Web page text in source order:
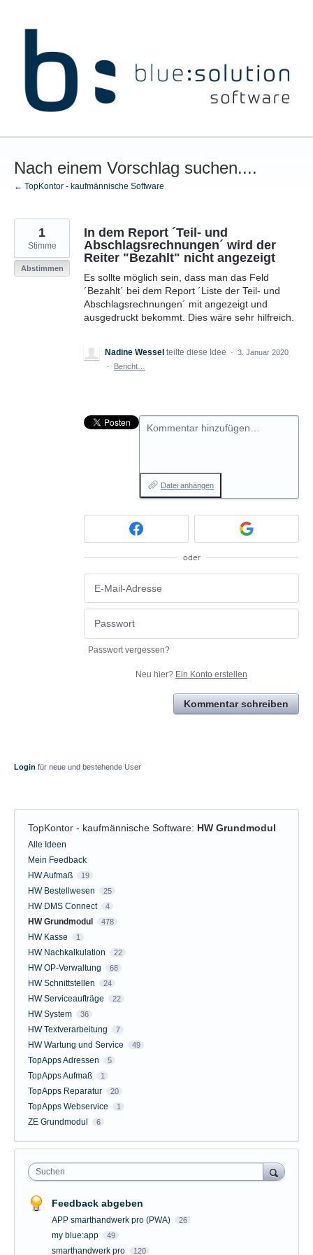
Nach einem Vorschlag suchen....
← TopKontor - kaufmännische Software
In dem Report ´Teil- und
Abschlagsrechnungen´ wird der
Reiter "Bezahlt" nicht angezeigt
Es sollte möglich sein, dass man das Feld
´Bezahlt´ bei dem Report ´Liste der Teil- und
Abschlagsrechnungen´ mit angezeigt und
ausgedruckt bekommt. Dies wäre sehr hilfreich.
1
Stimme
Abstimmen
Nadine Wessel teilte diese Idee · 3. Januar 2020
·
Bericht…
Kommentar hinzufügen…
Datei anhängen
oder
Passwort vergessen?
Neu hier? Ein Konto erstellen
Kommentar schreiben
Login für neue und bestehende User
TopKontor - kaufmännische Software: HW Grundmodul
Kategorien
Alle Ideen
Mein Feedback
HW Aufmaß
19
HW Bestellwesen 25
HW DMS Connect 4
HW Grundmodul 478
HW Kasse 1
HW Nachkalkulation 22
HW OP-Verwaltung 68
HW Schnittstellen 24
HW Serviceaufträge 22
HW System 36
HW Textverarbeitung 7
HW Wartung und Service 49
TopApps Adressen 5
TopApps Aufmaß 1
TopApps Reparatur 20
TopApps Webservice 1
ZE Grundmodul 6
Suchen
Feedback abgeben
APP smarthandwerk pro (PWA) 26
my blue:app 49
smarthandwerk pro 120